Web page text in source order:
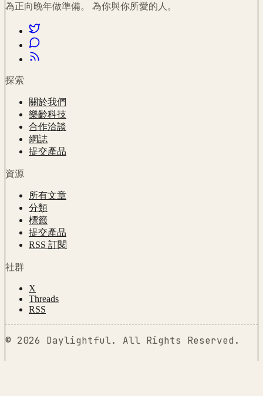
為正向晚年做準備。 為你與你所愛的人。
探索
關於我們
樂齡科技
合作洽談
網誌
提交產品
資源
所有文章
分類
標籤
提交產品
RSS 訂閱
社群
X
Threads
RSS
© 2026 Daylightful. All Rights Reserved.